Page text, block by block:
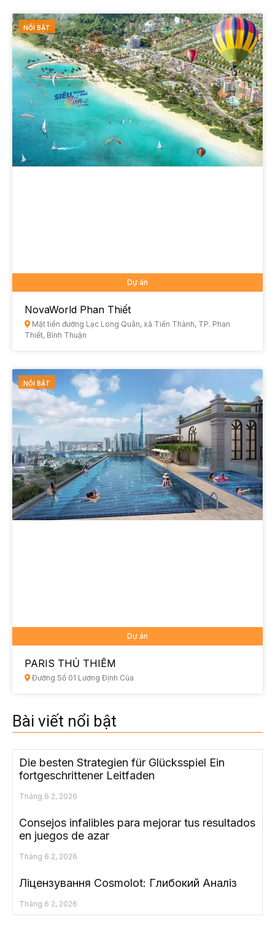
NỔI BẬT
Dự án
NovaWorld Phan Thiết
Mặt tiền đường Lạc Long Quân, xã Tiến Thành, TP. Phan
Thiết, Bình Thuận
NỔI BẬT
Dự án
PARIS THỦ THIÊM
Đường Số 01 Lương Định Của
Bài viết nổi bật
Die besten Strategien für Glücksspiel Ein
fortgeschrittener Leitfaden
Tháng 6 2, 2026
Consejos infalibles para mejorar tus resultados
en juegos de azar
Tháng 6 2, 2026
Ліцензування Cosmolot: Глибокий Аналіз
Tháng 6 2, 2026